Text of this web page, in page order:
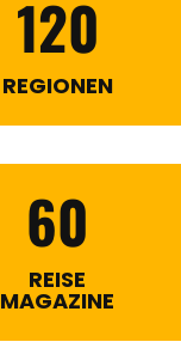
120
REGIONEN
60
REISE
MAGAZINE